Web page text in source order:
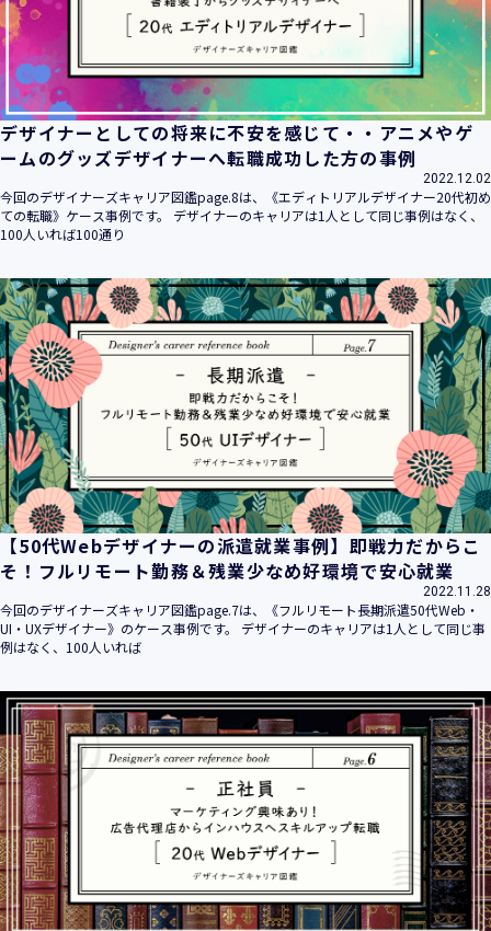
当社は個人情報取扱いに関する苦情及び相談に対しては、迅
速かつ誠実に対応致します。
個人情報保護マネジメントシステムは、当社を取り巻く環境
の変化と実情を踏まえ、適時・適切に見直して継続的に改善
をはかっていきます。
個人情報保護方針に関するお問合せ先 兼 個人情報に関する苦
情・相談窓口
株式会社 ユウクリ 個人情報保護管理責任者 安部 洋平
〒151-0073 東京都渋谷区笹塚1-55-7 マルエスファーストビ
ル 7F
info@y-create.co.jp
電話番号：03-6712-7970（土日休日を除く9:00～18:00）
平成16年 2月 1日
平成21年 3月23日 改訂
平成23年 4月 1日 改訂
平成26年 9月10日 改訂
平成27年 6月24日 改訂
平成28年11月 1日 改訂
平成30年 7月 1日 改訂
令和6年 5月 1日 改訂
令和7年 2月17日 改訂
株式会社ユウクリ（以下「当社」といいます。）が取得する
個人情報とは、個人の識別に係る以下の情報をいいます。
カード情報、ログインID、パスワード、ニックネーム、IPア
ドレス等において、特定の個人を識別できる情報
（他の情報と照合することができ、それにより特定の個人を
識別することができることとなるものを含みます。）
・当社の運営・提供するサービス（以下総称して「当社サー
ビス」といいます。）において、お客様が、当社でご利用に
なったサービスの内容、ご利用日時、ご利用回数などのご利
用内容及びご利用履歴に関する情報
【個人情報の取得・収集について】
デザイナーとしての将来に不安を感じて・・アニメやゲ
ームのグッズデザイナーへ転職成功した方の事例
2022.12.02
今回のデザイナーズキャリア図鑑page.8は、《エディトリアルデザイナー20代初め
ての転職》ケース事例です。 デザイナーのキャリアは1人として同じ事例はなく、
100人いれば100通り
【50代Webデザイナーの派遣就業事例】即戦力だからこ
そ！フルリモート勤務＆残業少なめ好環境で安心就業
2022.11.28
今回のデザイナーズキャリア図鑑page.7は、《フルリモート長期派遣50代Web・
UI・UXデザイナー》のケース事例です。 デザイナーのキャリアは1人として同じ事
例はなく、100人いれば